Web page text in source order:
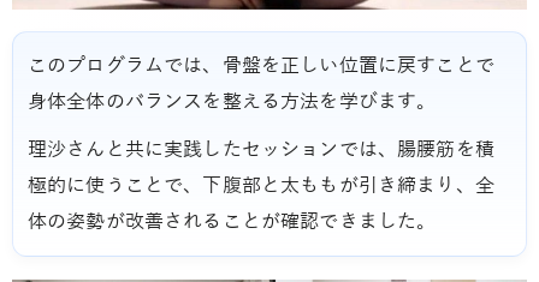
このプログラムでは、骨盤を正しい位置に戻すことで
身体全体のバランスを整える方法を学びます。
理沙さんと共に実践したセッションでは、腸腰筋を積
極的に使うことで、下腹部と太ももが引き締まり、全
体の姿勢が改善されることが確認できました。